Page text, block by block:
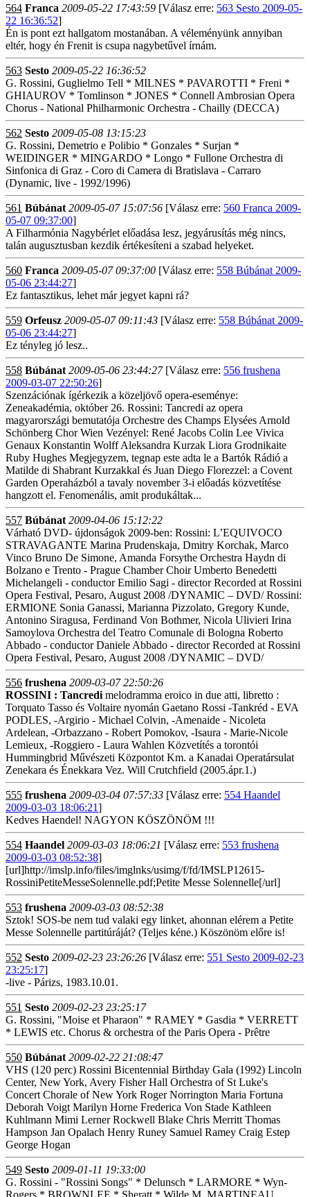
564 Franca 2009-05-22 17:43:59 [Válasz erre: 563 Sesto 2009-05-
22 16:36:52]
Én is pont ezt hallgatom mostanában. A véleményünk annyiban
eltér, hogy én Frenit is csupa nagybetűvel írnám.
563 Sesto 2009-05-22 16:36:52
G. Rossini, Guglielmo Tell * MILNES * PAVAROTTI * Freni *
GHIAUROV * Tomlinson * JONES * Connell Ambrosian Opera
Chorus - National Philharmonic Orchestra - Chailly (DECCA)
562 Sesto 2009-05-08 13:15:23
G. Rossini, Demetrio e Polibio * Gonzales * Surjan *
WEIDINGER * MINGARDO * Longo * Fullone Orchestra di
Sinfonica di Graz - Coro di Camera di Bratislava - Carraro
(Dynamic, live - 1992/1996)
561 Búbánat 2009-05-07 15:07:56 [Válasz erre: 560 Franca 2009-
05-07 09:37:00]
A Filharmónia Nagybérlet előadása lesz, jegyárusítás még nincs,
talán augusztusban kezdik értékesíteni a szabad helyeket.
560 Franca 2009-05-07 09:37:00 [Válasz erre: 558 Búbánat 2009-
05-06 23:44:27]
Ez fantasztikus, lehet már jegyet kapni rá?
559 Orfeusz 2009-05-07 09:11:43 [Válasz erre: 558 Búbánat 2009-
05-06 23:44:27]
Ez tényleg jó lesz..
558 Búbánat 2009-05-06 23:44:27[Válasz erre: 556 frushena
2009-03-07 22:50:26]
Szenzációnak ígérkezik a közeljövő opera-eseménye:
Zeneakadémia, október 26. Rossini: Tancredi az opera
magyarországi bemutatója Orchestre des Champs Elysées Arnold
Schönberg Chor Wien Vezényel: René Jacobs Colin Lee Vivica
Genaux Konstantin Wolff Aleksandra Kurzak Liora Grodnikaite
Ruby Hughes Megjegyzem, tegnap este adta le a Bartók Rádió a
Matilde di Shabrant Kurzakkal és Juan Diego Florezzel: a Covent
Garden Operaházból a tavaly november 3-i előadás közvetítése
hangzott el. Fenomenális, amit produkáltak...
557 Búbánat 2009-04-06 15:12:22
Várható DVD- újdonságok 2009-ben: Rossini: L’EQUIVOCO
STRAVAGANTE Marina Prudenskaja, Dmitry Korchak, Marco
Vinco Bruno De Simone, Amanda Forsythe Orchestra Haydn di
Bolzano e Trento - Prague Chamber Choir Umberto Benedetti
Michelangeli - conductor Emilio Sagi - director Recorded at Rossini
Opera Festival, Pesaro, August 2008 /DYNAMIC – DVD/ Rossini:
ERMIONE Sonia Ganassi, Marianna Pizzolato, Gregory Kunde,
Antonino Siragusa, Ferdinand Von Bothmer, Nicola Ulivieri Irina
Samoylova Orchestra del Teatro Comunale di Bologna Roberto
Abbado - conductor Daniele Abbado - director Recorded at Rossini
Opera Festival, Pesaro, August 2008 /DYNAMIC – DVD/
556 frushena 2009-03-07 22:50:26
ROSSINI : Tancredi melodramma eroico in due atti, libretto :
Torquato Tasso és Voltaire nyomán Gaetano Rossi -Tankréd - EVA
PODLES, -Argirio - Michael Colvin, -Amenaide - Nicoleta
Ardelean, -Orbazzano - Robert Pomokov, -Isaura - Marie-Nicole
Lemieux, -Roggiero - Laura Wahlen Közvetítés a torontói
Hummingbrid Művészeti Központot Km. a Kanadai Operatársulat
Zenekara és Énekkara Vez. Will Crutchfield (2005.ápr.1.)
555 frushena 2009-03-04 07:57:33 [Válasz erre: 554 Haandel
2009-03-03 18:06:21]
Kedves Haendel! NAGYON KÖSZÖNÖM !!!
554 Haandel 2009-03-03 18:06:21 [Válasz erre: 553 frushena
2009-03-03 08:52:38]
[url]http://imslp.info/files/imglnks/usimg/f/fd/IMSLP12615-
RossiniPetiteMesseSolennelle.pdf;Petite Messe Solennelle[/url]
553 frushena 2009-03-03 08:52:38
Sztok! SOS-be nem tud valaki egy linket, ahonnan elérem a Petite
Messe Solennelle partitúráját? (Teljes kéne.) Köszönöm előre is!
552 Sesto 2009-02-23 23:26:26 [Válasz erre: 551 Sesto 2009-02-23
23:25:17]
-live - Párizs, 1983.10.01.
551 Sesto 2009-02-23 23:25:17
G. Rossini, "Moise et Pharaon" * RAMEY * Gasdia * VERRETT
* LEWIS etc. Chorus & orchestra of the Paris Opera - Prêtre
550 Búbánat 2009-02-22 21:08:47
VHS (120 perc) Rossini Bicentennial Birthday Gala (1992) Lincoln
Center, New York, Avery Fisher Hall Orchestra of St Luke's
Concert Chorale of New York Roger Norrington Maria Fortuna
Deborah Voigt Marilyn Horne Frederica Von Stade Kathleen
Kuhlmann Mimi Lerner Rockwell Blake Chris Merritt Thomas
Hampson Jan Opalach Henry Runey Samuel Ramey Craig Estep
George Hogan
549 Sesto 2009-01-11 19:33:00
G. Rossini - "Rossini Songs" * Delunsch * LARMORE * Wyn-
Rogers * BROWNLEE * Sheratt * Wilde M. MARTINEAU